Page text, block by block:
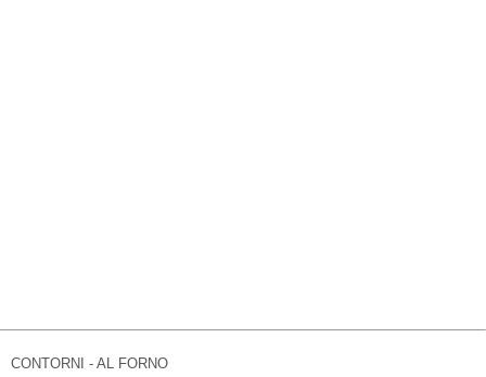
CONTORNI - AL FORNO